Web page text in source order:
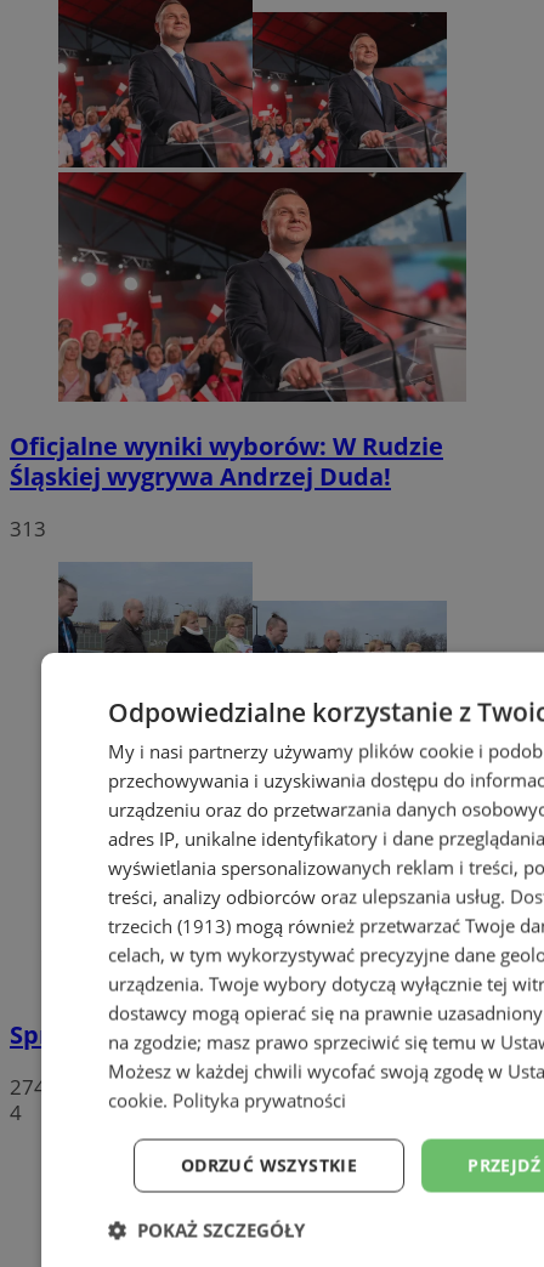
Oficjalne wyniki wyborów: W Rudzie
Śląskiej wygrywa Andrzej Duda!
313
Sprzeciwiają się niedzieli wolnej od handlu
274
4
Odpowiedzialne korzystanie z
My i nasi partnerzy używamy plików cookie i
przechowywania i uzyskiwania dostępu do
urządzeniu oraz do przetwarzania danych
adres IP, unikalne identyfikatory i dane
wyświetlania spersonalizowanych reklam i treści,
treści, analizy odbiorców oraz ulepszania usług.
trzecich (1913)mogą również przetwarzać Twoje
celach, w tym wykorzystywać precyzyjne dane
urządzenia. Twoje wybory dotyczą wyłącznie tej
dostawcy mogą opierać się na prawnie
na zgodzie; masz prawo sprzeciwić się temu w
Możesz w każdej chwili wycofać swoją zgodę w
cookie. Polityka prywatności
ODRZUĆ WSZYSTKIE
POKAŻ SZCZEGÓŁY